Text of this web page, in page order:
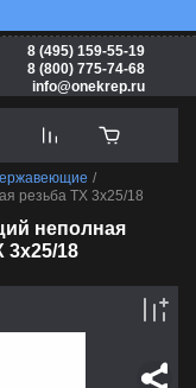
8 (495) 159-55-19
8 (800) 775-74-68
info@onekrep.ru
/
резьба TX 3х25/18
неполная
3х25/18